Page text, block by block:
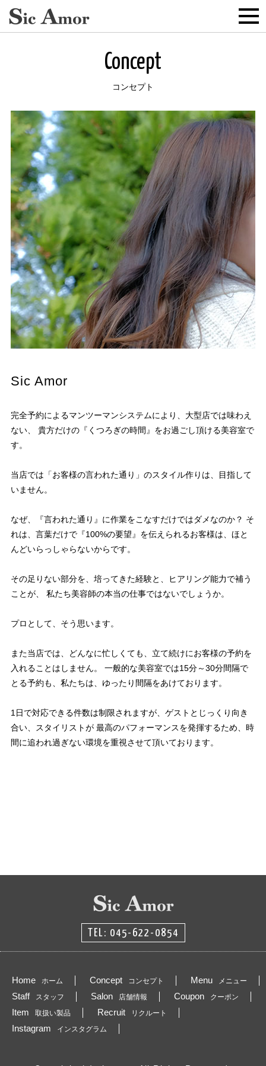
Concept
コンセプト
Sic Amor
完全予約によるマンツーマンシステムにより、大型店では味わえ
ない、 貴方だけの『くつろぎの時間』をお過ごし頂ける美容室で
す。
当店では「お客様の言われた通り」のスタイル作りは、目指して
いません。
なぜ、『言われた通り』に作業をこなすだけではダメなのか？ そ
れは、言葉だけで『100%の要望』を伝えられるお客様は、ほと
んどいらっしゃらないからです。
その足りない部分を、培ってきた経験と、ヒアリング能力で補う
ことが、 私たち美容師の本当の仕事ではないでしょうか。
プロとして、そう思います。
また当店では、どんなに忙しくても、立て続けにお客様の予約を
入れることはしません。 一般的な美容室では15分～30分間隔で
とる予約も、私たちは、ゆったり間隔をあけております。
1日で対応できる件数は制限されますが、ゲストとじっくり向き
合い、スタイリストが 最高のパフォーマンスを発揮するため、時
間に追われ過ぎない環境を重視させて頂いております。
TEL: 045-622-0854
Home ホーム Concept コンセプト Menu メニュー
Staff スタッフ Salon 店舗情報 Coupon クーポン
Item 取扱い製品 Recruit リクルート
Instagram インスタグラム